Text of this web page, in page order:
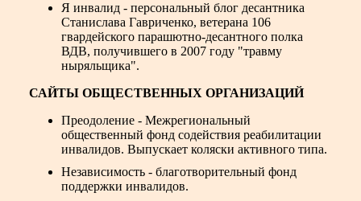
Я инвалид - персональный блог десантника
Станислава Гавриченко, ветерана 106
гвардейского парашютно-десантного полка
ВДВ, получившего в 2007 году "травму
ныряльщика".
САЙТЫ ОБЩЕСТВЕННЫХ ОРГАНИЗАЦИЙ
Преодоление - Межрегиональный
общественный фонд содействия реабилитации
инвалидов. Выпускает коляски активного типа.
Независимость - благотворительный фонд
поддержки инвалидов.